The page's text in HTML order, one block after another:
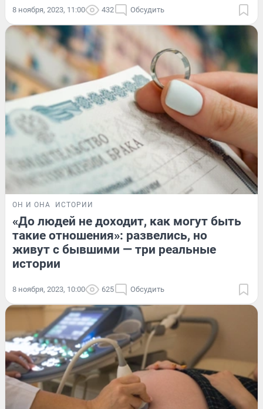
8 ноября, 2023, 11:00 432 Обсудить
ОН И ОНА ИСТОРИИ
«До людей не доходит, как могут быть
такие отношения»: развелись, но
живут с бывшими — три реальные
истории
8 ноября, 2023, 10:00 625 Обсудить